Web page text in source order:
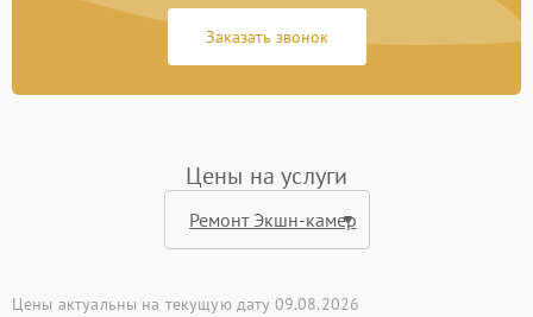
Заказать звонок
Цены на услуги
Цены актуальны на текущую дату 09.08.2026